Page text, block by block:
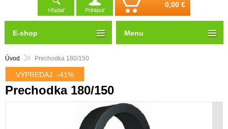
Hľadať Prihlásiť
0,00 €
Úvod Prechodka 180/150
VÝPREDAJ -41%
Prechodka 180/150
E-shop Menu